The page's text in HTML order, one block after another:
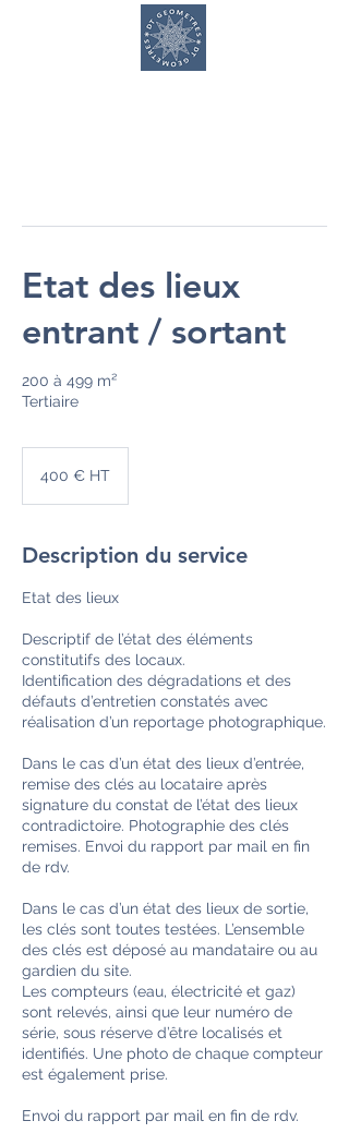
Etat des lieux
entrant / sortant
200 à 499 m²
Tertiaire
400 € HT
Description du service
Etat des lieux
Descriptif de l’état des éléments
constitutifs des locaux.
Identification des dégradations et des
défauts d’entretien constatés avec
réalisation d’un reportage photographique.
Dans le cas d’un état des lieux d’entrée,
remise des clés au locataire après
signature du constat de l’état des lieux
contradictoire. Photographie des clés
remises. Envoi du rapport par mail en fin
de rdv.
Dans le cas d’un état des lieux de sortie,
les clés sont toutes testées. L’ensemble
des clés est déposé au mandataire ou au
gardien du site.
Les compteurs (eau, électricité et gaz)
sont relevés, ainsi que leur numéro de
série, sous réserve d’être localisés et
identifiés. Une photo de chaque compteur
est également prise.
Envoi du rapport par mail en fin de rdv.